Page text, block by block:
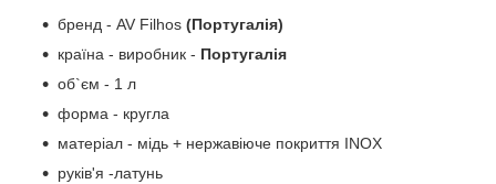
бренд - AV Filhos (Португалія)
країна - виробник - Португалія
об`єм - 1 л
форма - кругла
матеріал - мідь + нержавіюче покриття INOX
руків'я -латунь